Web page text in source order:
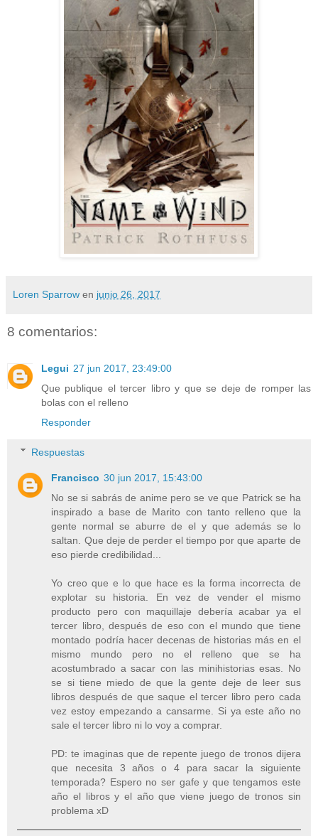
Loren Sparrow en junio 26, 2017
8 comentarios:
Legui 27 jun 2017, 23:49:00
Que publique el tercer libro y que se deje de romper las
bolas con el relleno
Responder
Respuestas
Francisco 30 jun 2017, 15:43:00
No se si sabrás de anime pero se ve que Patrick se ha
inspirado a base de Marito con tanto relleno que la
gente normal se aburre de el y que además se lo
saltan. Que deje de perder el tiempo por que aparte de
eso pierde credibilidad...
Yo creo que e lo que hace es la forma incorrecta de
explotar su historia. En vez de vender el mismo
producto pero con maquillaje debería acabar ya el
tercer libro, después de eso con el mundo que tiene
montado podría hacer decenas de historias más en el
mismo mundo pero no el relleno que se ha
acostumbrado a sacar con las minihistorias esas. No
se si tiene miedo de que la gente deje de leer sus
libros después de que saque el tercer libro pero cada
vez estoy empezando a cansarme. Si ya este año no
sale el tercer libro ni lo voy a comprar.
PD: te imaginas que de repente juego de tronos dijera
que necesita 3 años o 4 para sacar la siguiente
temporada? Espero no ser gafe y que tengamos este
año el libros y el año que viene juego de tronos sin
problema xD